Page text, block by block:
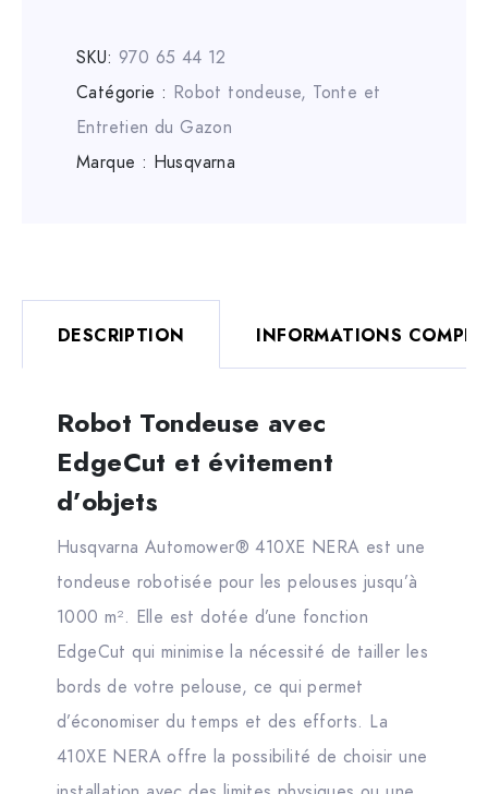
SKU: 970 65 44 12
Catégorie : Robot tondeuse, Tonte et
Entretien du Gazon
Marque : Husqvarna
DESCRIPTION INFORMATIONS
Robot Tondeuse avec
EdgeCut et évitement
d’objets
Husqvarna Automower® 410XE NERA est une
tondeuse robotisée pour les pelouses jusqu’à
1000 m². Elle est dotée d’une fonction
EdgeCut qui minimise la nécessité de tailler les
bords de votre pelouse, ce qui permet
d’économiser du temps et des efforts. La
410XE NERA offre la possibilité de choisir une